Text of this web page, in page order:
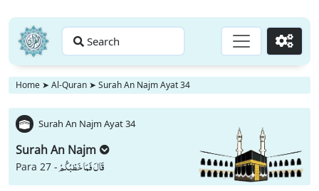
Search Go
Home ➤ Al-Quran ➤ Surah An Najm Ayat 34
Surah An Najm Ayat 34
Surah An Najm
Para 27 -قَالَ فَمَا خَطْبُكُمْ